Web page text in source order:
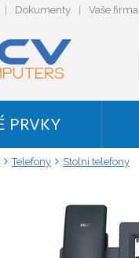
Dokumenty Vaše firma
PRVKY
Telefony Stolní telefony